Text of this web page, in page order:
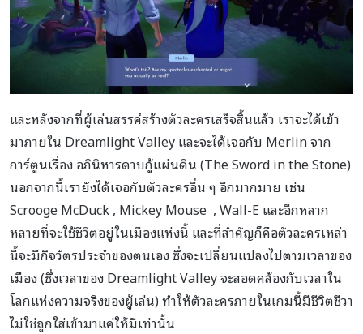
และหลังจากที่ผู้เล่นสรรค์สร้างตัวละครเสร็จสิ้นแล้ว เราจะได้เข้า
มาภายใน Dreamlight Valley และจะได้เจอกับ Merlin จาก
การ์ตูนเรื่อง อภินิหารดาบกู้แผ่นดิน (The Sword in the Stone)
นอกจากนี้เรายังได้เจอกับตัวละครอื่น ๆ อีกมากมาย เช่น
Scrooge McDuck , Mickey Mouse , Wall-E และอีกหลาก
หลายที่จะใช้ชีวิตอยู่ในเมืองแห่งนี้ และที่สำคัญก็คือตัวละครเหล่า
นี้จะมีกิจวัตรประจำของตนเอง ซึ่งจะเปลี่ยนแปลงไปตามเวลาของ
เมือง (ซึ่งเวลาของ Dreamlight Valley จะสอดคล้องกับเวลาใน
โลกแห่งความจริงของผู้เล่น) ทำให้ตัวละครภายในเกมนี้มีชีวิตชีวา
ไม่ใช่ถูกใส่เข้ามาแค่ให้มีเท่านั้น